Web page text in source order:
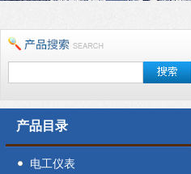
产品目录
电工仪表